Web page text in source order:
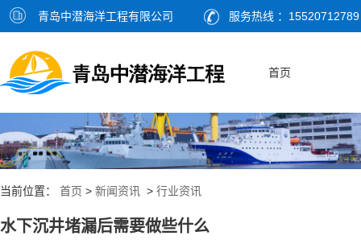
青岛中潜海洋工程有限公司 服务热线 ：15520712789
首页
当前位置： 首页 > 新闻资讯 > 行业资讯
水下沉井堵漏后需要做些什么